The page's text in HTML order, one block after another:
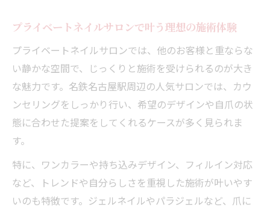
費用対効果抜群のプライベートネイル体験
法
プライベートネイルサロンでコスパを高め
る方法
コスパ重視派に人気のプライベートサロン
事情
プライベートネイルサロンで癒やしの時間
を満喫
名鉄名古屋駅近くで静かなリラックス空間
プライベートネイルサロンで叶う理想の施術体験
プライベートネイルサロンでは、他のお客様と重ならな
い静かな空間で、じっくりと施術を受けられるのが大き
な魅力です。名鉄名古屋駅周辺の人気サロンでは、カウ
ンセリングをしっかり行い、希望のデザインや自爪の状
態に合わせた提案をしてくれるケースが多く見られま
す。
特に、ワンカラーや持ち込みデザイン、フィルイン対応
など、トレンドや自分らしさを重視した施術が叶いやす
いのも特徴です。ジェルネイルやパラジェルなど、爪に